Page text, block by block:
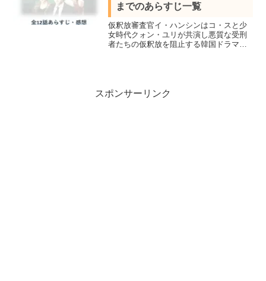
までのあらすじ一覧
仮釈放審査官イ・ハンシンはコ・スと少
女時代クォン・ユリが共演し悪質な受刑
者たちの仮釈放を阻止する韓国ドラマ。
スポンサーリンク